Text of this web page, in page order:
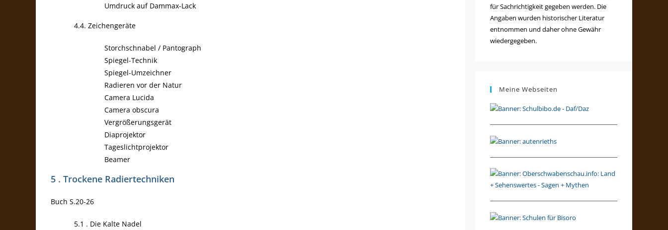
Umdruck auf Dammax-Lack
4.4. Zeichengeräte
Storchschnabel / Pantograph
Spiegel-Technik
Spiegel-Umzeichner
Radieren vor der Natur
Camera Lucida
Camera obscura
Vergrößerungsgerät
Diaprojektor
Tageslichtprojektor
Beamer
5 . Trockene Radiertechniken
Buch S.20-26
5.1 . Die Kalte Nadel
für Sachrichtigkeit gegeben werden. Die
Angaben wurden historischer Literatur
entnommen und daher ohne Gewähr
wiedergegeben.
Meine Webseiten